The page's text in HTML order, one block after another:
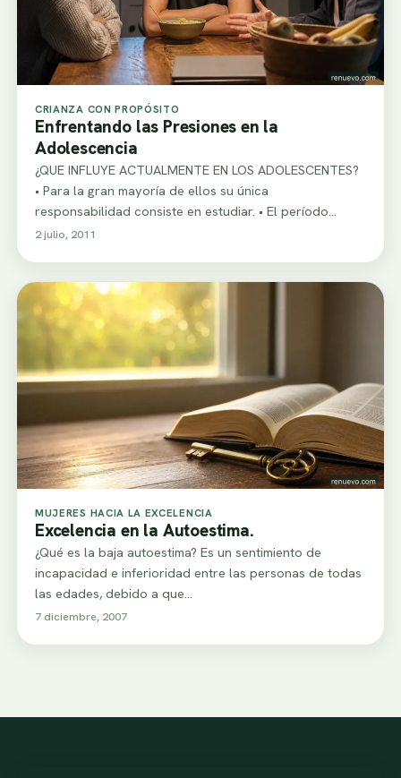
CRIANZA CON PROPÓSITO
Enfrentando las Presiones en la
Adolescencia
¿QUE INFLUYE ACTUALMENTE EN LOS ADOLESCENTES?
• Para la gran mayoría de ellos su única
responsabilidad consiste en estudiar. • El período…
2 julio, 2011
MUJERES HACIA LA EXCELENCIA
Excelencia en la Autoestima.
¿Qué es la baja autoestima? Es un sentimiento de
incapacidad e inferioridad entre las personas de todas
las edades, debido a que…
7 diciembre, 2007